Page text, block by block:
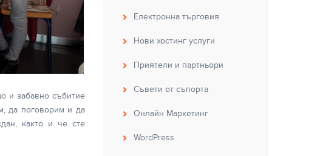
и забавно събитие
да поговорим и да
както и че сте
Електронна търговия
Нови хостинг услуги
Приятели и партньори
Съвети от съпорта
Онлайн Маркетинг
WordPress